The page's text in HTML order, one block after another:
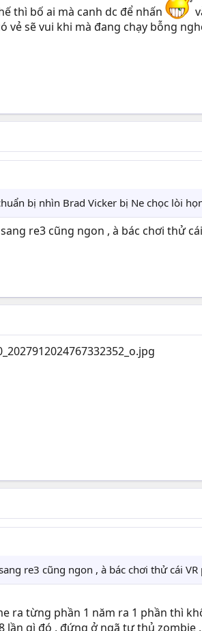
thì bố ai mà canh dc để nhấn
vẻ sẽ vui khi mà đang chạy bỗng
bị nhìn Brad Vicker bị Ne chọc lòi
re3 cũng ngon , à bác chơi thử
re3 cũng ngon , à bác chơi thử cái VR
ra từng phần 1 năm ra 1 phần thì
lần gì đó , đứng ở ngã tư thủ